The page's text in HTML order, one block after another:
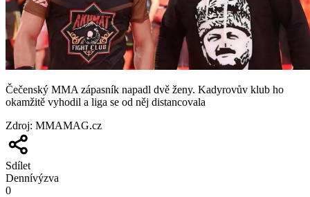
Čečenský MMA zápasník napadl dvě ženy. Kadyrovův klub ho
okamžitě vyhodil a liga se od něj distancovala
Zdroj: MMAMAG.cz
Sdílet
Dennívýzva
0